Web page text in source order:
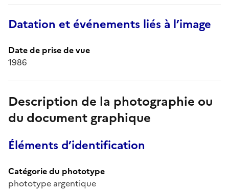
Datation et événements liés à l’image
Date de prise de vue
1986
Description de la photographie ou
du document graphique
Éléments d’identification
Catégorie du phototype
phototype argentique